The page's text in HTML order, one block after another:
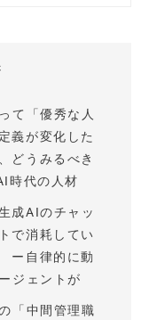
て「優秀な人
義が変化した
どうみるべき
代の人材
成AIのチャッ
で消耗してい
ー自律的に動
ジェントが
「中間管理職